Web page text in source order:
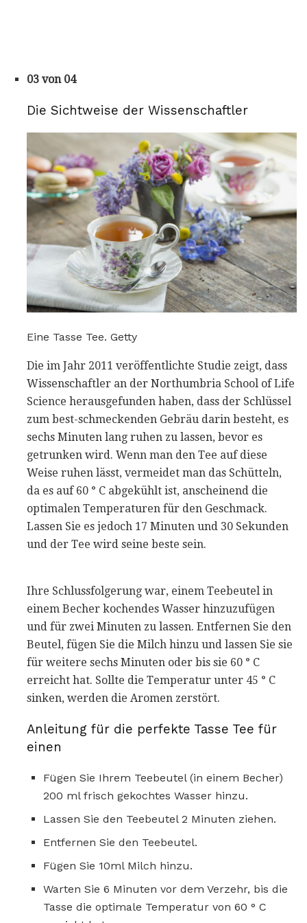
03 von 04
Die Sichtweise der Wissenschaftler
Eine Tasse Tee. Getty
Die im Jahr 2011 veröffentlichte Studie zeigt, dass
Wissenschaftler an der Northumbria School of Life
Science herausgefunden haben, dass der Schlüssel
zum best-schmeckenden Gebräu darin besteht, es
sechs Minuten lang ruhen zu lassen, bevor es
getrunken wird. Wenn man den Tee auf diese
Weise ruhen lässt, vermeidet man das Schütteln,
da es auf 60 ° C abgekühlt ist, anscheinend die
optimalen Temperaturen für den Geschmack.
Lassen Sie es jedoch 17 Minuten und 30 Sekunden
und der Tee wird seine beste sein.
Ihre Schlussfolgerung war, einem Teebeutel in
einem Becher kochendes Wasser hinzuzufügen
und für zwei Minuten zu lassen. Entfernen Sie den
Beutel, fügen Sie die Milch hinzu und lassen Sie sie
für weitere sechs Minuten oder bis sie 60 ° C
erreicht hat. Sollte die Temperatur unter 45 ° C
sinken, werden die Aromen zerstört.
Anleitung für die perfekte Tasse Tee für
einen
Fügen Sie Ihrem Teebeutel (in einem Becher)
200 ml frisch gekochtes Wasser hinzu.
Lassen Sie den Teebeutel 2 Minuten ziehen.
Entfernen Sie den Teebeutel.
Fügen Sie 10ml Milch hinzu.
Warten Sie 6 Minuten vor dem Verzehr, bis die
Tasse die optimale Temperatur von 60 ° C